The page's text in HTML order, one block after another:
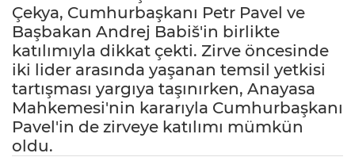
Çekya, Cumhurbaşkanı Petr Pavel ve
Başbakan Andrej Babiš'in birlikte
katılımıyla dikkat çekti. Zirve öncesinde
iki lider arasında yaşanan temsil yetkisi
tartışması yargıya taşınırken, Anayasa
Mahkemesi'nin kararıyla Cumhurbaşkanı
Pavel'in de zirveye katılımı mümkün
oldu.